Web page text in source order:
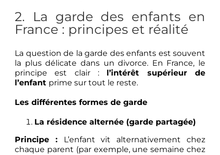
2. La garde des enfants en
France : principes et réalité
La question de la garde des enfants est souvent
la plus délicate dans un divorce. En France, le
principe est clair : l’intérêt supérieur de
l’enfant prime sur tout le reste.
Les différentes formes de garde
La résidence alternée (garde partagée)
Principe : L’enfant vit alternativement chez
chaque parent (par exemple, une semaine chez